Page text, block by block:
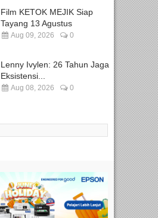
Film KETOK MEJIK Siap
Tayang 13 Agustus
Aug 09, 2026 0
Lenny Ivylen: 26 Tahun Jaga
Eksistensi...
Aug 08, 2026 0